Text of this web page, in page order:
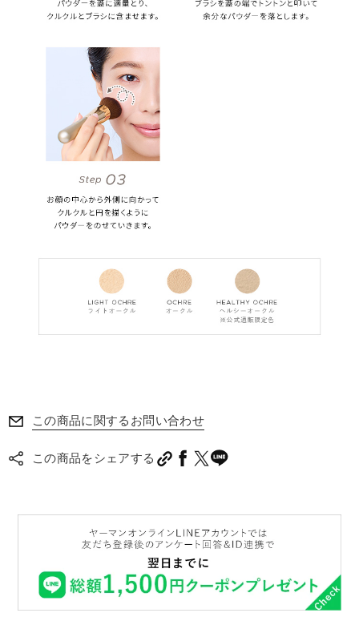
この商品に関するお問い合わせ
この商品をシェアする